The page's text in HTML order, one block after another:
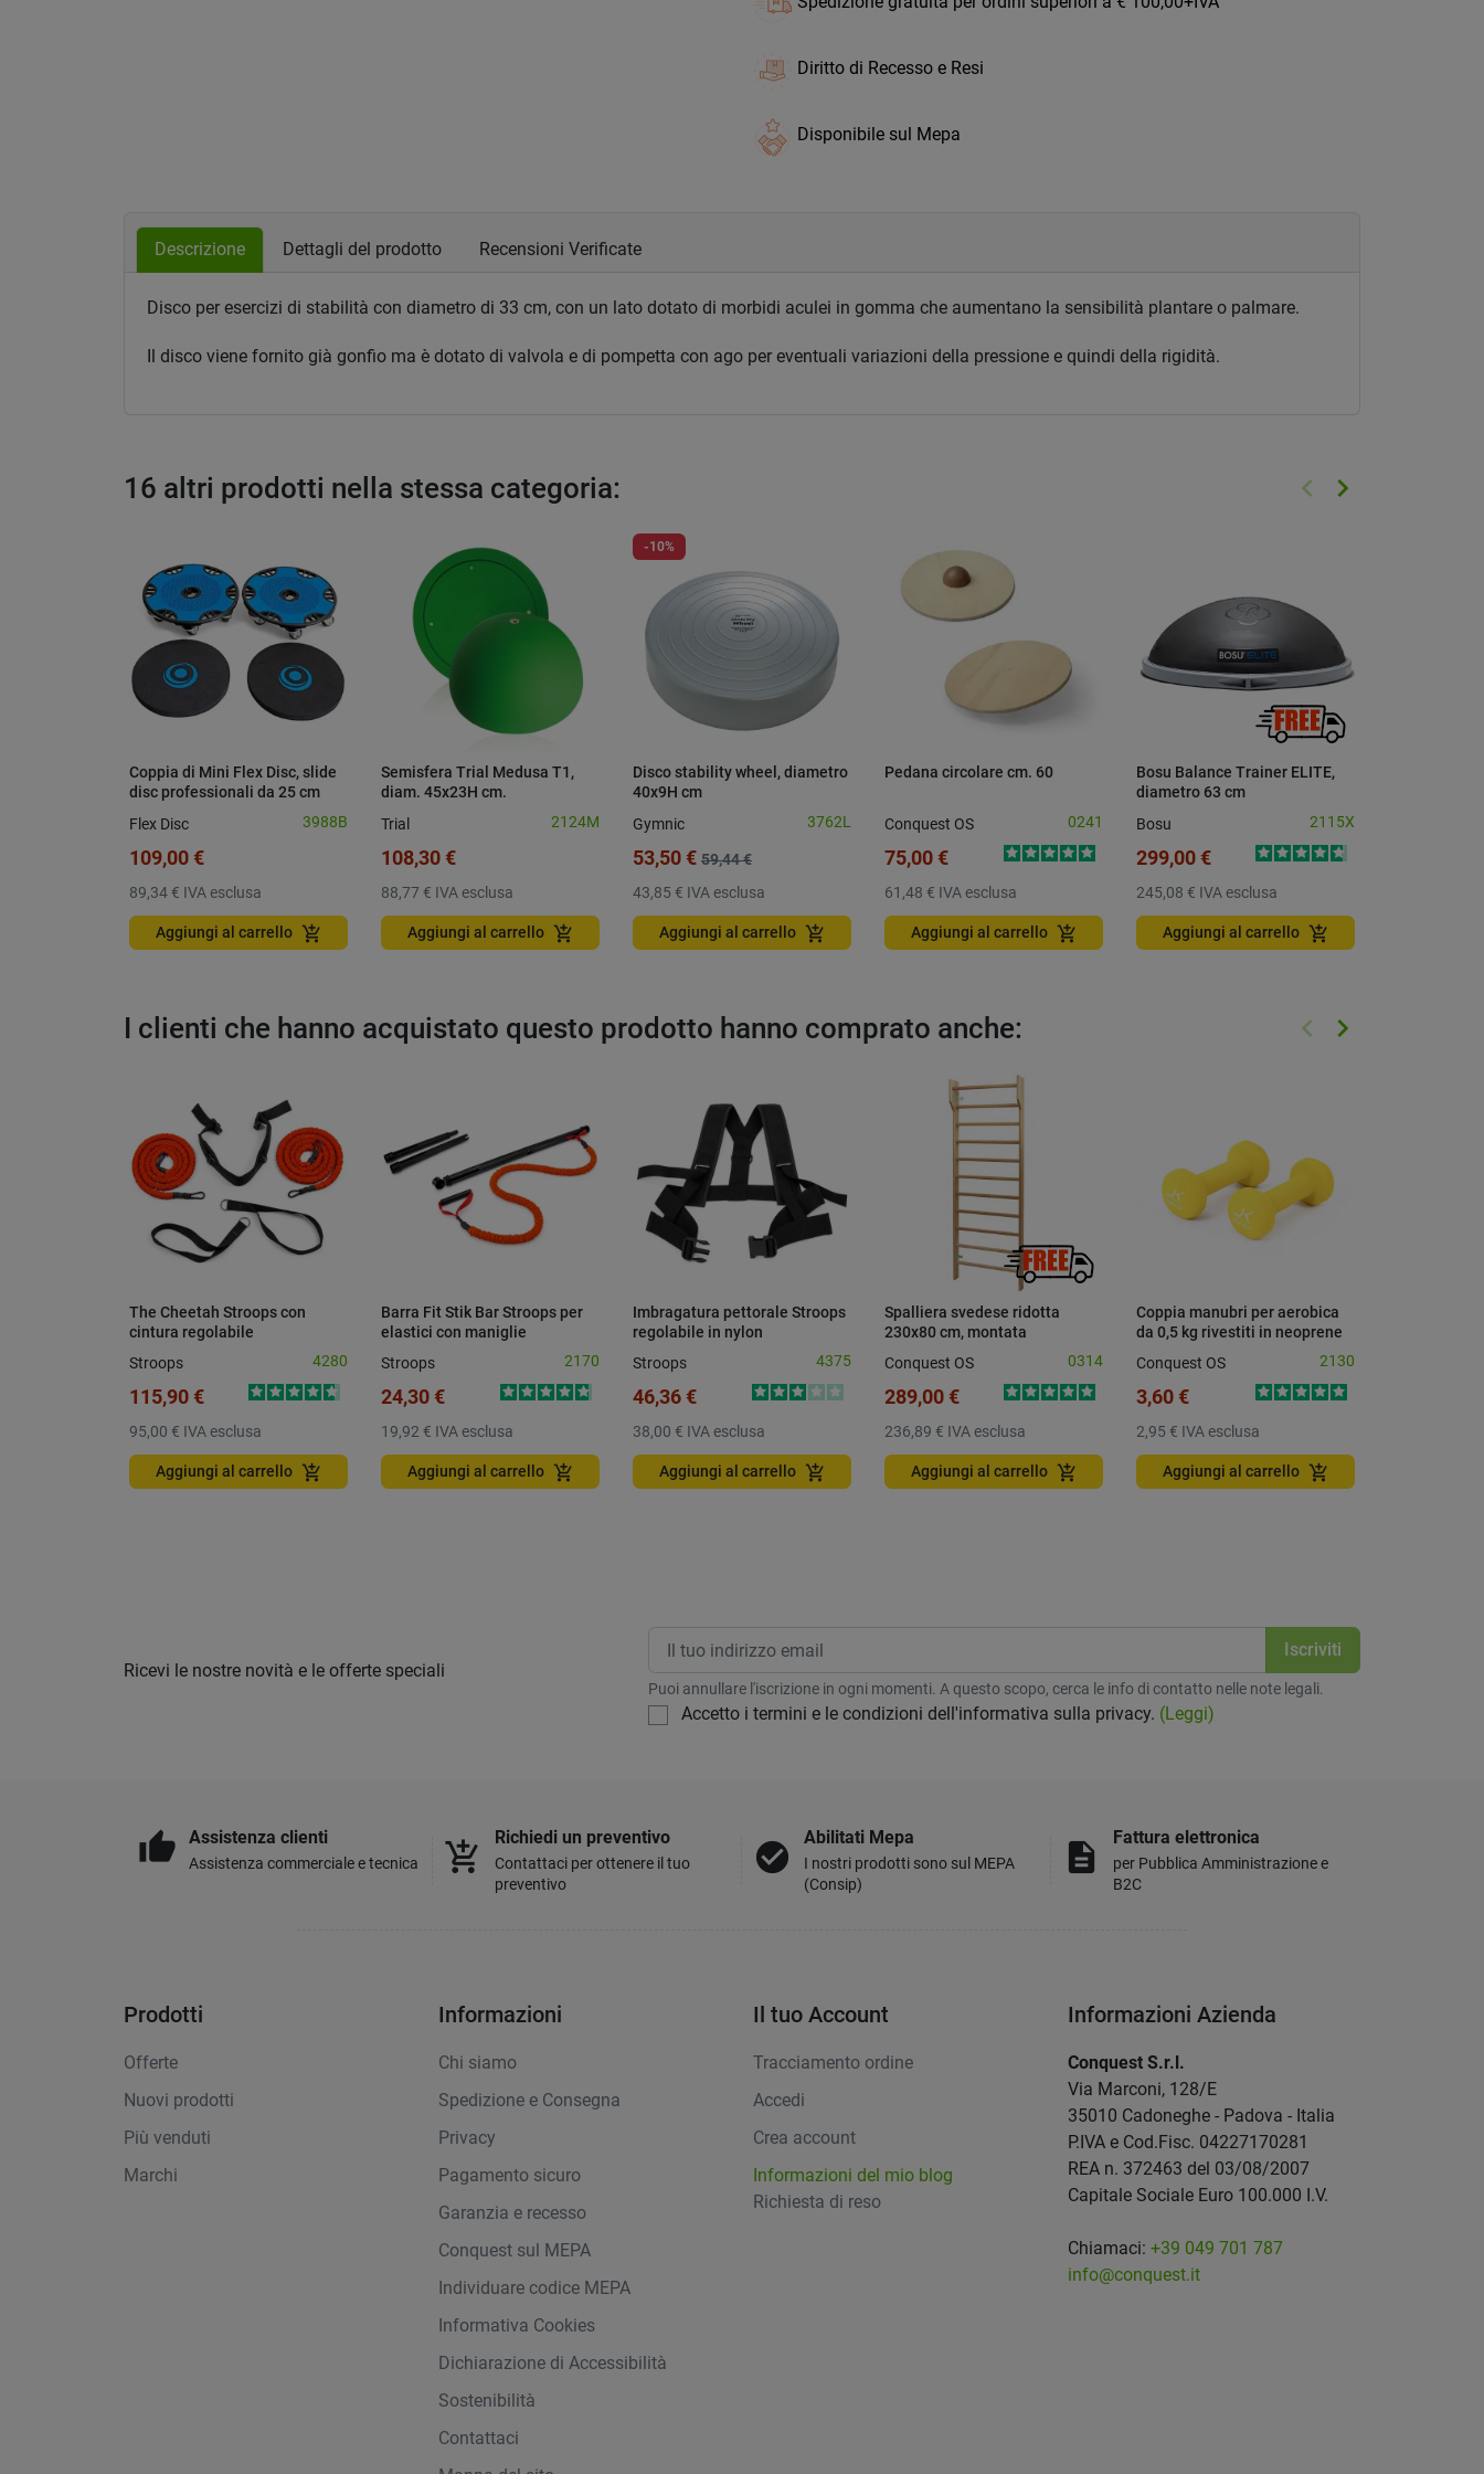
Diritto di Recesso e Resi
Disponibile sul Mepa
Descrizione Dettagli del prodotto Recensioni Verificate
Disco per esercizi di stabilità con diametro di 33 cm, con un lato dotato di morbidi aculei in gomma che aumentano la sensibilità plantare o palmare.
Il disco viene fornito già gonfio ma è dotato di valvola e di pompetta con ago per eventuali variazioni della pressione e quindi della rigidità.
16 altri prodotti nella stessa categoria: Precedente
keyboard_arrow_left Successivo
keyboard_arrow_right
Coppia di Mini Flex Disc, slide
disc professionali da 25 cm
Flex Disc 3988B
109,00 €
89,34 € IVA esclusa
Aggiungi al carrello add_shopping_cart
Semisfera Trial Medusa T1,
diam. 45x23H cm.
Trial 2124M
108,30 €
88,77 € IVA esclusa
Aggiungi al carrello add_shopping_cart
-10%
Disco stability wheel, diametro
40x9H cm
Gymnic 3762L
53,50 € 59,44 €
43,85 € IVA esclusa
Aggiungi al carrello add_shopping_cart
Pedana circolare cm. 60
Conquest OS 0241
75,00 €
61,48 € IVA esclusa
Aggiungi al carrello add_shopping_cart
Bosu Balance Trainer ELITE,
diametro 63 cm
Bosu 2115X
299,00 €
245,08 € IVA esclusa
Aggiungi al carrello add_shopping_cart
I clienti che hanno acquistato questo prodotto hanno comprato anche: Precedente
keyboard_arrow_left Successivo
keyboard_arrow_right
The Cheetah Stroops con
cintura regolabile
Stroops 4280
115,90 €
95,00 € IVA esclusa
Aggiungi al carrello add_shopping_cart
Barra Fit Stik Bar Stroops per
elastici con maniglie
Stroops 2170
24,30 €
19,92 € IVA esclusa
Aggiungi al carrello add_shopping_cart
Imbragatura pettorale Stroops
regolabile in nylon
Stroops 4375
46,36 €
38,00 € IVA esclusa
Aggiungi al carrello add_shopping_cart
Spalliera svedese ridotta
230x80 cm, montata
Conquest OS 0314
289,00 €
236,89 € IVA esclusa
Aggiungi al carrello add_shopping_cart
Coppia manubri per aerobica
da 0,5 kg rivestiti in neoprene
Conquest OS 2130
3,60 €
2,95 € IVA esclusa
Aggiungi al carrello add_shopping_cart
Ricevi le nostre novità e le offerte speciali
Puoi annullare l'iscrizione in ogni momenti. A questo scopo, cerca le info di contatto nelle note legali.
Accetto i termini e le condizioni dell'informativa sulla privacy. (Leggi)
thumb_up Assistenza clienti
Assistenza commerciale e tecnica add_shopping_cart
Richiedi un preventivo
Contattaci per ottenere il tuo
preventivo
check_circle
Abilitati Mepa
I nostri prodotti sono sul MEPA
(Consip)
description
Fattura elettronica
per Pubblica Amministrazione e
B2C
Prodotti
Offerte
Nuovi prodotti
Più venduti
Marchi
Informazioni
Chi siamo
Spedizione e Consegna
Privacy
Pagamento sicuro
Garanzia e recesso
Conquest sul MEPA
Individuare codice MEPA
Informativa Cookies
Dichiarazione di Accessibilità
Sostenibilità
Contattaci
Il tuo Account
Tracciamento ordine
Accedi
Crea account
Informazioni del mio blog
Richiesta di reso
Informazioni Azienda
Conquest S.r.l.
Via Marconi, 128/E
35010 Cadoneghe - Padova - Italia
P.IVA e Cod.Fisc. 04227170281
REA n. 372463 del 03/08/2007
Capitale Sociale Euro 100.000 I.V.
Chiamaci: +39 049 701 787
info@conquest.it